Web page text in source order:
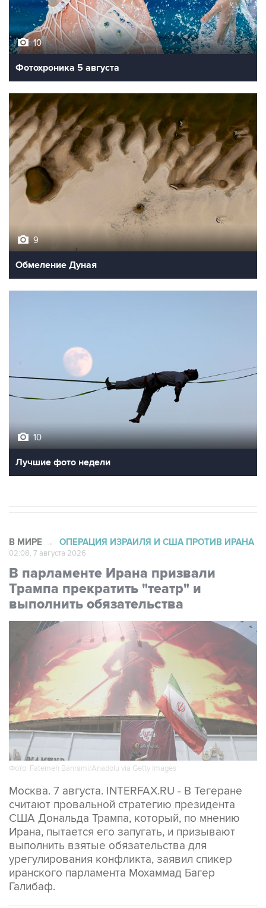
10
Фотохроника 5 августа
9
Обмеление Дуная
10
Лучшие фото недели
В МИРЕ → ОПЕРАЦИЯ ИЗРАИЛЯ И США ПРОТИВ ИРАНА
02:08, 7 августа 2026
В парламенте Ирана призвали
Трампа прекратить "театр" и
выполнить обязательства
Фото: Fatemeh Bahrami/Anadolu via Getty Images
Москва. 7 августа. INTERFAX.RU - В Тегеране
считают провальной стратегию президента
США Дональда Трампа, который, по мнению
Ирана, пытается его запугать, и призывают
выполнить взятые обязательства для
урегулирования конфликта, заявил спикер
иранского парламента Мохаммад Багер
Галибаф.